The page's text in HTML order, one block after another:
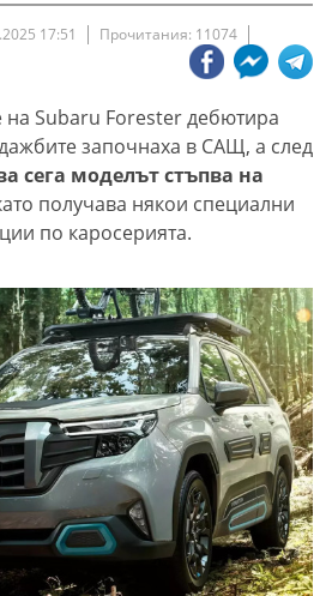
17:51 Прочитания: 11074
Subaru Forester дебютира
започнаха в САЩ, а след
сега моделът стъпва на
получава някои специални
по каросерията.